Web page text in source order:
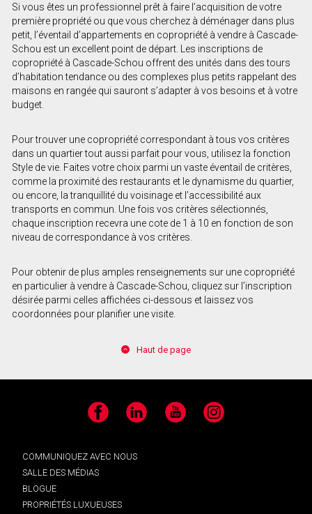
Si vous êtes un professionnel prêt à faire l’acquisition de votre
première propriété ou que vous cherchez à déménager dans plus
petit, l’éventail d’appartements en copropriété à vendre à Cascade-
Schou est un excellent point de départ. Les inscriptions de
copropriété à Cascade-Schou offrent des unités dans des tours
d’habitation tendance ou des complexes plus petits rappelant des
maisons en rangée qui sauront s’adapter à vos besoins et à votre
budget.
Pour trouver une copropriété correspondant à tous vos critères
dans un quartier tout aussi parfait pour vous, utilisez la fonction
Style de vie. Faites votre choix parmi un vaste éventail de critères,
comme la proximité des restaurants et le dynamisme du quartier,
ou encore, la tranquillité du voisinage et l’accessibilité aux
transports en commun. Une fois vos critères sélectionnés,
chaque inscription recevra une cote de 1 à 10 en fonction de son
niveau de correspondance à vos critères.
Pour obtenir de plus amples renseignements sur une copropriété
en particulier à vendre à Cascade-Schou, cliquez sur l’inscription
désirée parmi celles affichées ci-dessous et laissez vos
coordonnées pour planifier une visite.
Haut de page
Facebook LinkedIn YouTube Instagram
COMMUNIQUEZ AVEC NOUS
SALLE DES MÉDIAS
BLOGUE
PROPRIÉTÉS LUXUEUSES